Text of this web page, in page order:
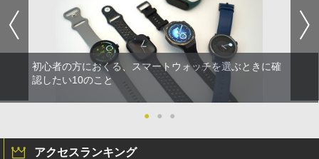
初心者の方におくる、スマートウォッチを選ぶときに確
認したい10のこと
● ● ●
アクセスランキング